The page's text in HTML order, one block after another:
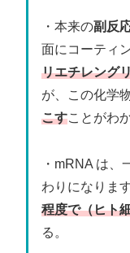
・本来の副反
面にコーティ
リエチレング
が、この化学
こすことがわ
・mRNA は、
わりになりま
程度で（ヒト
る。